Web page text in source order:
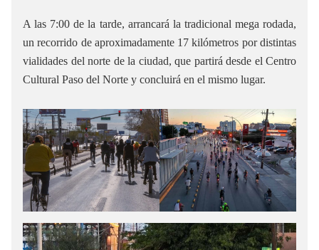
A las 7:00 de la tarde, arrancará la tradicional mega rodada,
un recorrido de aproximadamente 17 kilómetros por distintas
vialidades del norte de la ciudad, que partirá desde el Centro
Cultural Paso del Norte y concluirá en el mismo lugar.